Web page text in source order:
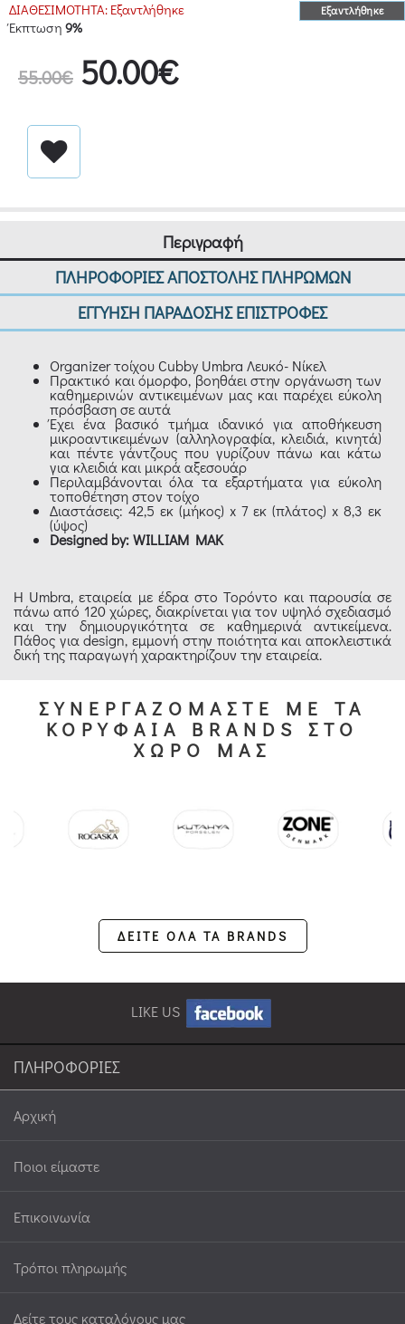
Εξαντλήθηκε
ΔΙΑΘΕΣΙΜΟΤΗΤΑ: Εξαντλήθηκε
Έκπτωση 9%
55.00€ 50.00€
Περιγραφή
ΠΛΗΡΟΦΟΡΙΕΣ ΑΠΟΣΤΟΛΗΣ ΠΛΗΡΩΜΩΝ
ΕΓΓΥΗΣΗ ΠΑΡΑΔΟΣΗΣ ΕΠΙΣΤΡΟΦΕΣ
Organizer τοίχου Cubby Umbra Λευκό- Νίκελ
Πρακτικό και όμορφο, βοηθάει στην οργάνωση των
καθημερινών αντικειμένων μας και παρέχει εύκολη
πρόσβαση σε αυτά
Έχει ένα βασικό τμήμα ιδανικό για αποθήκευση
μικροαντικειμένων (αλληλογραφία, κλειδιά, κινητά)
και πέντε γάντζους που γυρίζουν πάνω και κάτω
για κλειδιά και μικρά αξεσουάρ
Περιλαμβάνονται όλα τα εξαρτήματα για εύκολη
τοποθέτηση στον τοίχο
Διαστάσεις: 42,5 εκ (μήκος) x 7 εκ (πλάτος) x 8,3 εκ
(ύψος)
Designed by: WILLIAM MAK
Η Umbra, εταιρεία με έδρα στο Τορόντο και παρουσία σε
πάνω από 120 χώρες, διακρίνεται για τον υψηλό σχεδιασμό
και την δημιουργικότητα σε καθημερινά αντικείμενα.
Πάθος για design, εμμονή στην ποιότητα και αποκλειστικά
δική της παραγωγή χαρακτηρίζουν την εταιρεία.
ΣΥΝΕΡΓΑΖΟΜΑΣΤΕ ΜΕ ΤΑ
ΚΟΡΥΦΑΙΑ BRANDS ΣΤΟ
ΧΩΡΟ ΜΑΣ
ΔΕΙΤΕ ΟΛΑ ΤΑ BRANDS
LIKE US
ΠΛΗΡΟΦΟΡΙΕΣ
Αρχική
Ποιοι είμαστε
Επικοινωνία
Τρόποι πληρωμής
Δείτε τους καταλόγους μας